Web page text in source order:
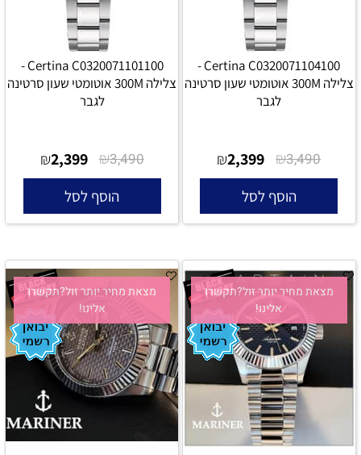
Certina C0320071104100 -
צלילה 300M אוטומטי שעון סרטינה
לגבר
₪3,490
₪2,399
הוסף לסל
Certina C0320071101100 -
צלילה 300M אוטומטי שעון סרטינה
לגבר
₪3,490
₪2,399
הוסף לסל
מצאת מחיר יותר זול?תקשרו
אלינו!
מצאת מחיר יותר זול?תקשרו
אלינו!